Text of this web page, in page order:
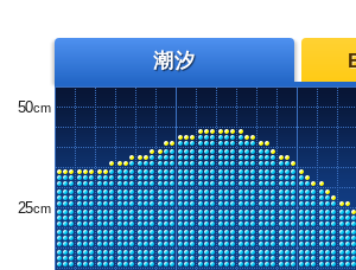
潮汐
50
25